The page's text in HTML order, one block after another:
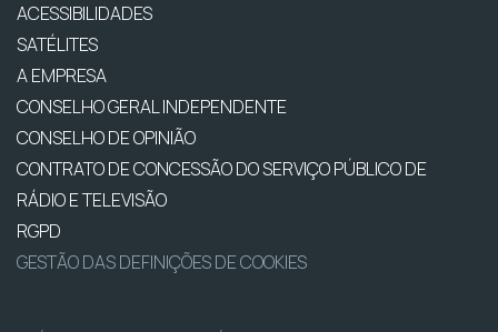
ACESSIBILIDADES
SATÉLITES
A EMPRESA
CONSELHO GERAL INDEPENDENTE
CONSELHO DE OPINIÃO
CONTRATO DE CONCESSÃO DO SERVIÇO PÚBLICO DE
RÁDIO E TELEVISÃO
RGPD
GESTÃO DAS DEFINIÇÕES DE COOKIES